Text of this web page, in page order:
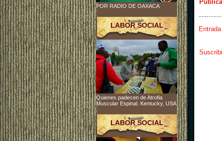
POR RADIO DE OAXACA
LABOR SOCIAL
Quienes padecen de Atrofia
Muscular Espinal. Kentucky, USA
LABOR SOCIAL